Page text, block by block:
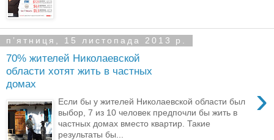
пʼятниця, 15 листопада 2013 р.
70% жителей Николаевской
области хотят жить в частных
домах
›
Если бы у жителей Николаевской области был
выбор, 7 из 10 человек предпочли бы жить в
частных домах вместо квартир. Такие
результаты бы...